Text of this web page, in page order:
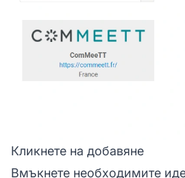
Кликнете на добавяне
Вмъкнете необходимите